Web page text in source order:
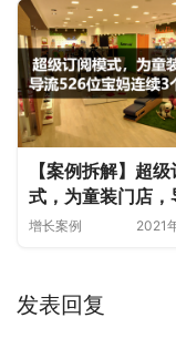
【案例拆解】超
式，为童装门店，
526位宝妈连续3
增长案例 2021
发表回复